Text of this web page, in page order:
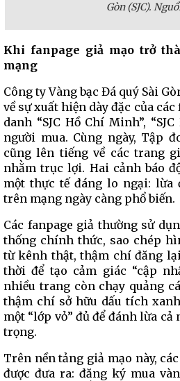
Gòn (SJC).
Khi fanpage giả mạo trở
mạng
Công ty Vàng bạc Đá quý Sài
về sự xuất hiện dày đặc của
danh “SJC Hồ Chí Minh”,
người mua. Cùng ngày, Tập
cũng lên tiếng về các trang
nhằm trục lợi. Hai cảnh báo
một thực tế đáng lo ngại: lừa
trên mạng ngày càng phổ biến.
Các fanpage giả thường sử
thống chính thức, sao chép
từ kênh thật, thậm chí đăng
thời để tạo cảm giác “cập
nhiều trang còn chạy quảng
thậm chí sở hữu dấu tích
một “lớp vỏ” đủ để đánh lừa
trọng.
Trên nền tảng giả mạo này,
được đưa ra: đăng ký mua